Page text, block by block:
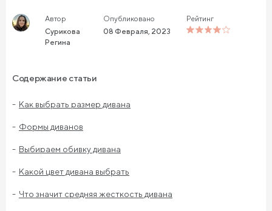
Автор
Сурикова
Регина
Опубликовано
08 Февраля, 2023
Рейтинг
Содержание статьи
Как выбрать размер дивана
Формы диванов
Выбираем обивку дивана
Какой цвет дивана выбрать
Что значит средняя жесткость дивана